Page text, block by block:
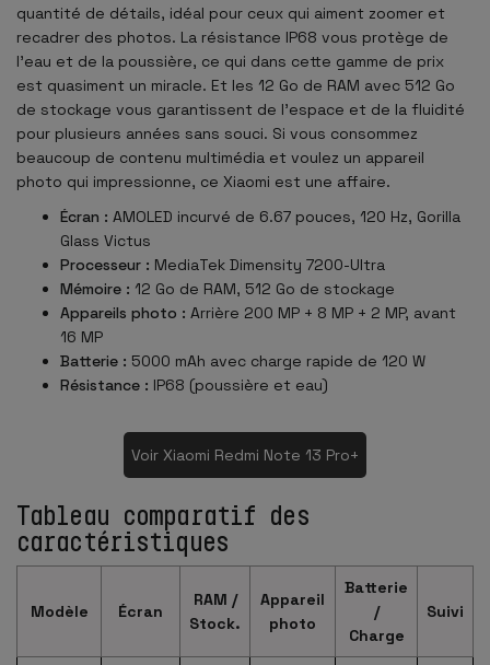
quantité de détails, idéal pour ceux qui aiment zoomer et
recadrer des photos. La résistance IP68 vous protège de
l'eau et de la poussière, ce qui dans cette gamme de prix
est quasiment un miracle. Et les 12 Go de RAM avec 512 Go
de stockage vous garantissent de l'espace et de la fluidité
pour plusieurs années sans souci. Si vous consommez
beaucoup de contenu multimédia et voulez un appareil
photo qui impressionne, ce Xiaomi est une affaire.
Écran : AMOLED incurvé de 6.67 pouces, 120 Hz, Gorilla
Glass Victus
Processeur : MediaTek Dimensity 7200-Ultra
Mémoire : 12 Go de RAM, 512 Go de stockage
Appareils photo : Arrière 200 MP + 8 MP + 2 MP, avant
16 MP
Batterie : 5000 mAh avec charge rapide de 120 W
Résistance : IP68 (poussière et eau)
Voir Xiaomi Redmi Note 13 Pro+
Tableau comparatif des
caractéristiques
Modèle Écran
RAM /
Stock.
Appareil
photo
Batterie
/
Charge
Suivi